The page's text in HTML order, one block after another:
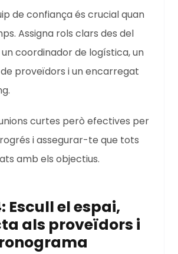
de confiança és crucial quan
Assigna rols clars des del
coordinador de logística, un
proveïdors i un encarregat
curtes però efectives per
i assegurar-te que tots
amb els objectius.
Escull el espai,
als proveïdors i